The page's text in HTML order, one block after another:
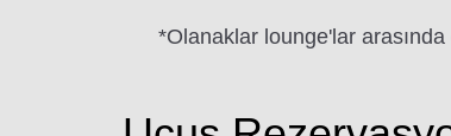
*Olanaklar lounge'lar